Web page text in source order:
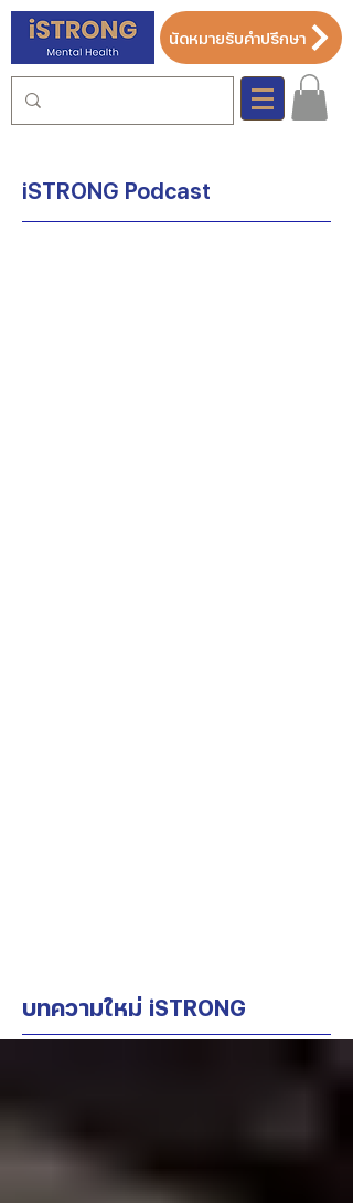
นัดหมายรับคำปรึกษา
iSTRONG Podcast
บทความใหม่ iSTRONG